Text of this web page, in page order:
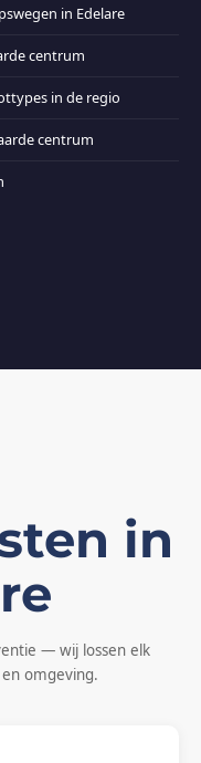
in Edelare
centrum
in de regio
centrum
in
— wij lossen elk
omgeving.